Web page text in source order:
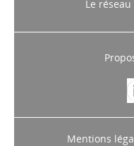
Le
Mentions